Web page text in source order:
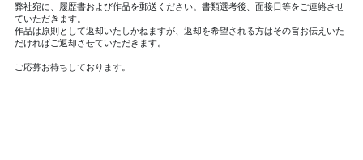
弊社宛に、履歴書および作品を郵送ください。書類選考後、面接日等をご連絡させ
ていただきます。
作品は原則として返却いたしかねますが、返却を希望される方はその旨お伝えいた
だければご返却させていただきます。
ご応募お待ちしております。